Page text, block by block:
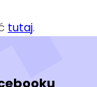
tutaj.